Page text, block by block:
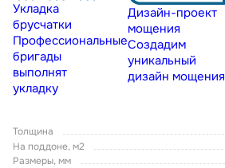
Укладка
брусчатки
Профессиональные
бригады
выполнят
укладку
Дизайн-проект
мощения
Создадим
уникальный
дизайн мощения
Толщина
На поддоне, м2
Размеры, мм